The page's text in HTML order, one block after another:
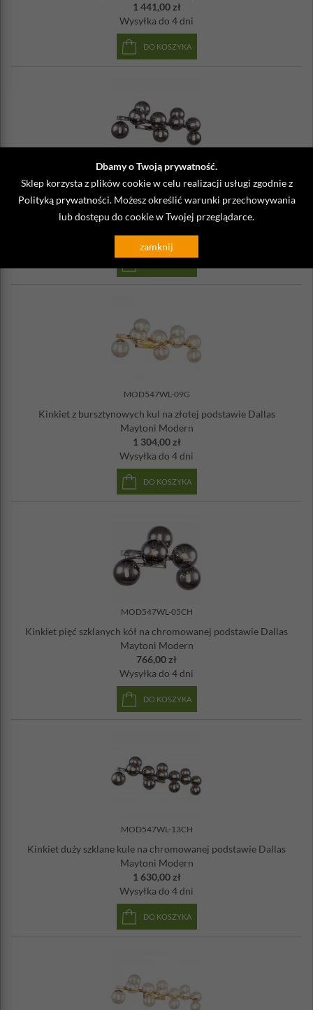
Dbamy o Twoją prywatność.
Sklep korzysta z plików cookie w celu realizacji usługi zgodnie z
Polityką prywatności. Możesz określić warunki przechowywania
lub dostępu do cookie w Twojej przeglądarce.
zamknij
1 441,00 zł
Wysyłka do 4 dni
DO KOSZYKA
Kinkiet z kul szklanych na chromowanej podstawie Dallas
Maytoni Modern
Wysyłkado 4 dni
MOD547WL-09G
Kinkiet z bursztynowych kul na złotej podstawie Dallas
Maytoni Modern
1 304,00 zł
Wysyłka do 4 dni
DO KOSZYKA
MOD547WL-05CH
Kinkiet pięć szklanych kół na chromowanej podstawie Dallas
Maytoni Modern
766,00 zł
Wysyłka do 4 dni
DO KOSZYKA
MOD547WL-13CH
Kinkiet duży szklane kule na chromowanej podstawie Dallas
Maytoni Modern
1 630,00 zł
Wysyłka do 4 dni
DO KOSZYKA